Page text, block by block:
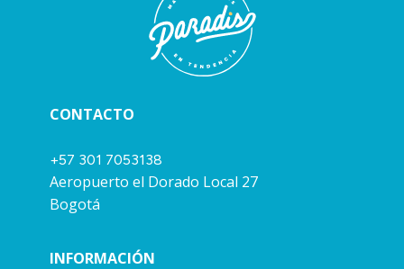
CONTACTO
+57 301 7053138
Aeropuerto el Dorado Local 27
Bogotá
INFORMACIÓN